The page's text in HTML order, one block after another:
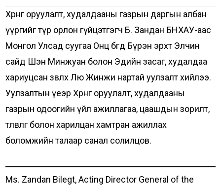
Хөрөнгө оруулалт, худалдааны газрын даргын албан
үүргийг түр орлон гүйцэтгэгч Б. Зандан БНХАУ-аас
Монгол Улсад суугаа Онц бөгөөд Бүрэн эрхт Элчин
сайд Шэн Минжуан болон Эдийн засаг, худалдаа
хариуцсан зөвлөх Лю Жинжи нартай уулзалт хийлээ.
Уулзалтын үеэр Хөрөнгө оруулалт, худалдааны
газрын одоогийн үйл ажиллагаа, цаашдын зорилт,
төлөвлөгөө болон харилцан хамтран ажиллах
боломжийн талаар санал солилцов.
Ms. Zandan Bilegt, Acting Director General of the